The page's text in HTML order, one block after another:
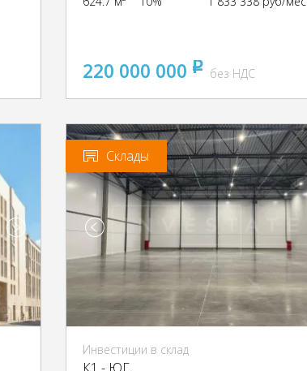
220 000 000 pуббез НДС
Склады
Инвестиции в склад
К1 - ЮГ,